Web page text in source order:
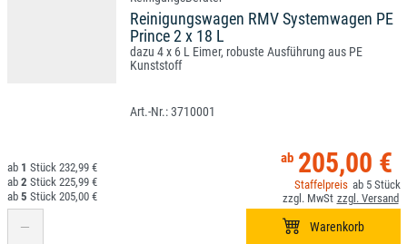
Reinigungswagen RMV Systemwagen PE
Prince 2 x 18 L
dazu 4 x 6 L Eimer, robuste Ausführung aus PE
Kunststoff
3710001
205,00 €
5
1
232,99 €
2
225,99 €
5
205,00 €